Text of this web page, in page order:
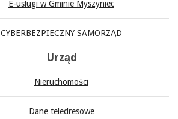
E-usługi w Gminie Myszyniec
CYBERBEZPIECZNY SAMORZĄD
Urząd
Nieruchomości
Dane teledresowe